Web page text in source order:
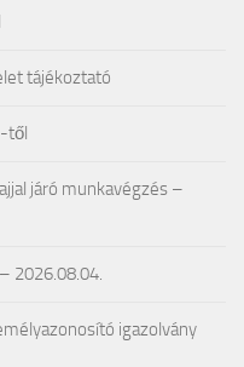
tájékoztató
től
járó munkavégzés –
2026.08.04.
igazolvány